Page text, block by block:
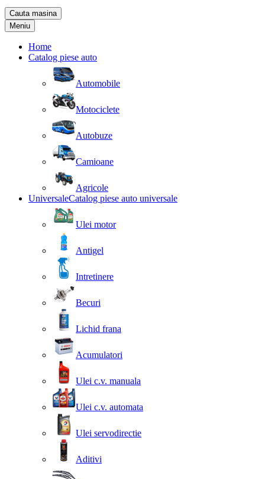
Cauta masina
Meniu
Home
Catalog piese auto
Automobile
Motociclete
Autobuze
Camioane
Agricole
UniversaleCatalog piese auto universale
Ulei motor
Antigel
Intretinere
Becuri
Lichid frana
Acumulatori
Ulei c.v. manuala
Ulei c.v. automata
Ulei servodirectie
Aditivi